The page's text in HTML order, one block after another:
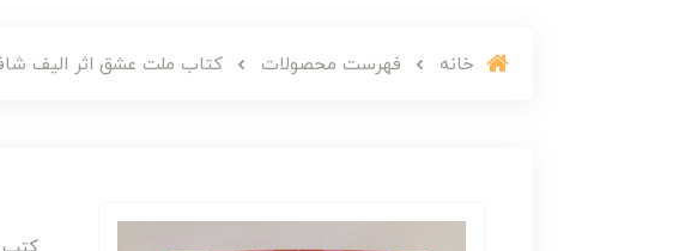
خانه فهرست محصولات کتاب ملت عشق اثر الیف